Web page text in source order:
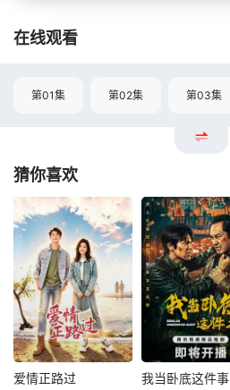
在线观看
第01集 第02集 第03集
猜你喜欢
爱情正路过 我当卧底这件事